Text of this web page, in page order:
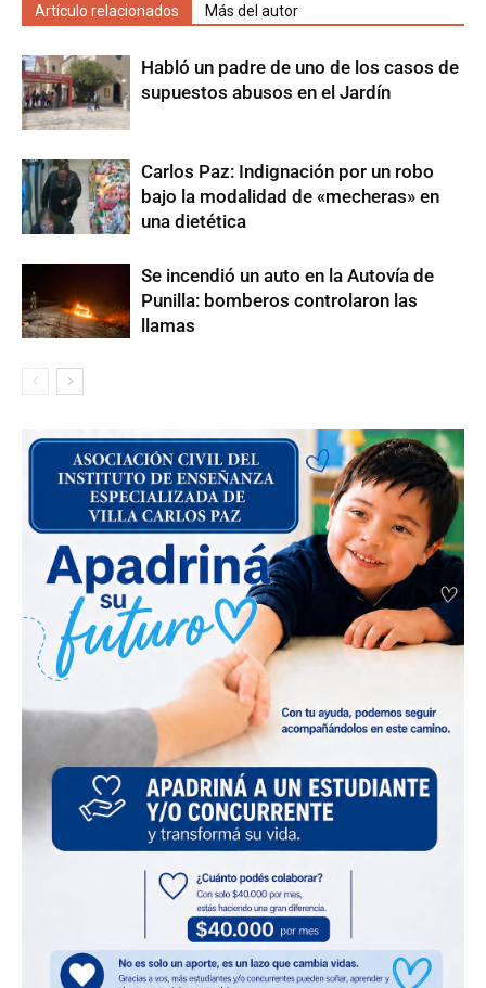
Artículo relacionados Más del autor
Habló un padre de uno de los casos de
supuestos abusos en el Jardín
Carlos Paz: Indignación por un robo
bajo la modalidad de «mecheras» en
una dietética
Se incendió un auto en la Autovía de
Punilla: bomberos controlaron las
llamas